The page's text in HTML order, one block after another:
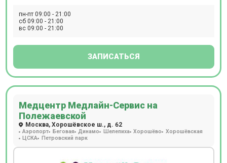
пн-пт 09:00 - 21:00
сб 09:00 - 21:00
вс 09:00 - 21:00
ЗАПИСАТЬСЯ
Медцентр Медлайн-Сервис на
Полежаевской
Москва, Хорошёвское ш., д. 62
Аэропорт Беговая Динамо Шелепиха Хорошёво Хорошёвская
ЦСКА Петровский парк